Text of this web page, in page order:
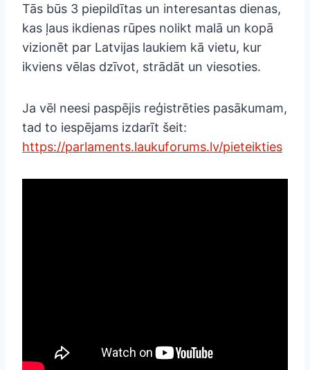
Tās būs 3 piepildītas un interesantas dienas,
kas ļaus ikdienas rūpes nolikt malā un kopā
vizionēt par Latvijas laukiem kā vietu, kur
ikviens vēlas dzīvot, strādāt un viesoties.
Ja vēl neesi paspējis reģistrēties pasākumam,
tad to iespējams izdarīt šeit:
https://parlaments.laukuforums.lv/pieteikties